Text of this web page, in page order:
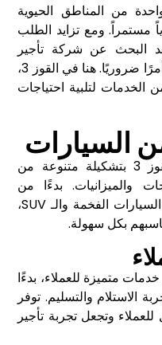
3 في دبي واحدة من المناطق الحيوية
مستمراً. ومع تزايد الطلب
البحث عن شركة تأجير
موثوقة وموثوقة في هذه المنطقة أمرًا ضروريًا. هنا في القوز 3،
لتلبية احتياجات
السيارات
يتميز أسطول هلا درايف في القوز 3 بتشكيلة متنوعة من
والميزانيات. بدءًا من
السيارات الاقتصادية الصغيرة إلى السيارات الفخمة والـ SUV،
بكل سهولة.
في القوز 3 تقديم خدمات متميزة للعملاء، بدءًا
الاستلام والتسليم. توفر
وتجعل تجربة تأجير